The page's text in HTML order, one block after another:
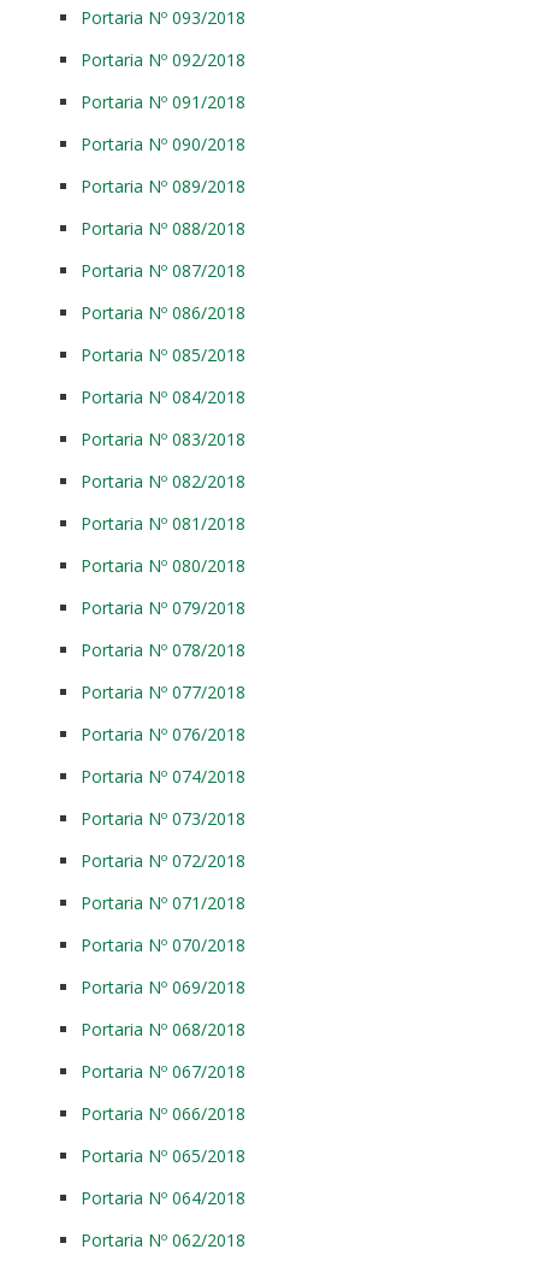
Portaria Nº 093/2018
Portaria Nº 092/2018
Portaria Nº 091/2018
Portaria Nº 090/2018
Portaria Nº 089/2018
Portaria Nº 088/2018
Portaria Nº 087/2018
Portaria Nº 086/2018
Portaria Nº 085/2018
Portaria Nº 084/2018
Portaria Nº 083/2018
Portaria Nº 082/2018
Portaria Nº 081/2018
Portaria Nº 080/2018
Portaria Nº 079/2018
Portaria Nº 078/2018
Portaria Nº 077/2018
Portaria Nº 076/2018
Portaria Nº 074/2018
Portaria Nº 073/2018
Portaria Nº 072/2018
Portaria Nº 071/2018
Portaria Nº 070/2018
Portaria Nº 069/2018
Portaria Nº 068/2018
Portaria Nº 067/2018
Portaria Nº 066/2018
Portaria Nº 065/2018
Portaria Nº 064/2018
Portaria Nº 062/2018